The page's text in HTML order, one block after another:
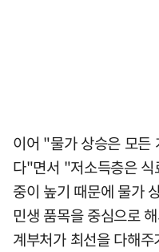
이어 "물가 상승은 모든
다"면서 "저소득층은 식
중이 높기 때문에 물가
민생 품목을 중심으로
계부처가 최선을 다해